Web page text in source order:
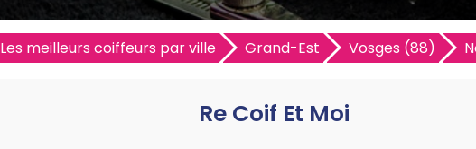
Les meilleurs coiffeurs par ville Grand-Est Vosges (88)
Re Coif Et Moi